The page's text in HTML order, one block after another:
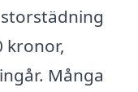
kronor,
Många